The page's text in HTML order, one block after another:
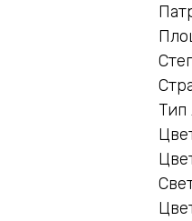
Тип